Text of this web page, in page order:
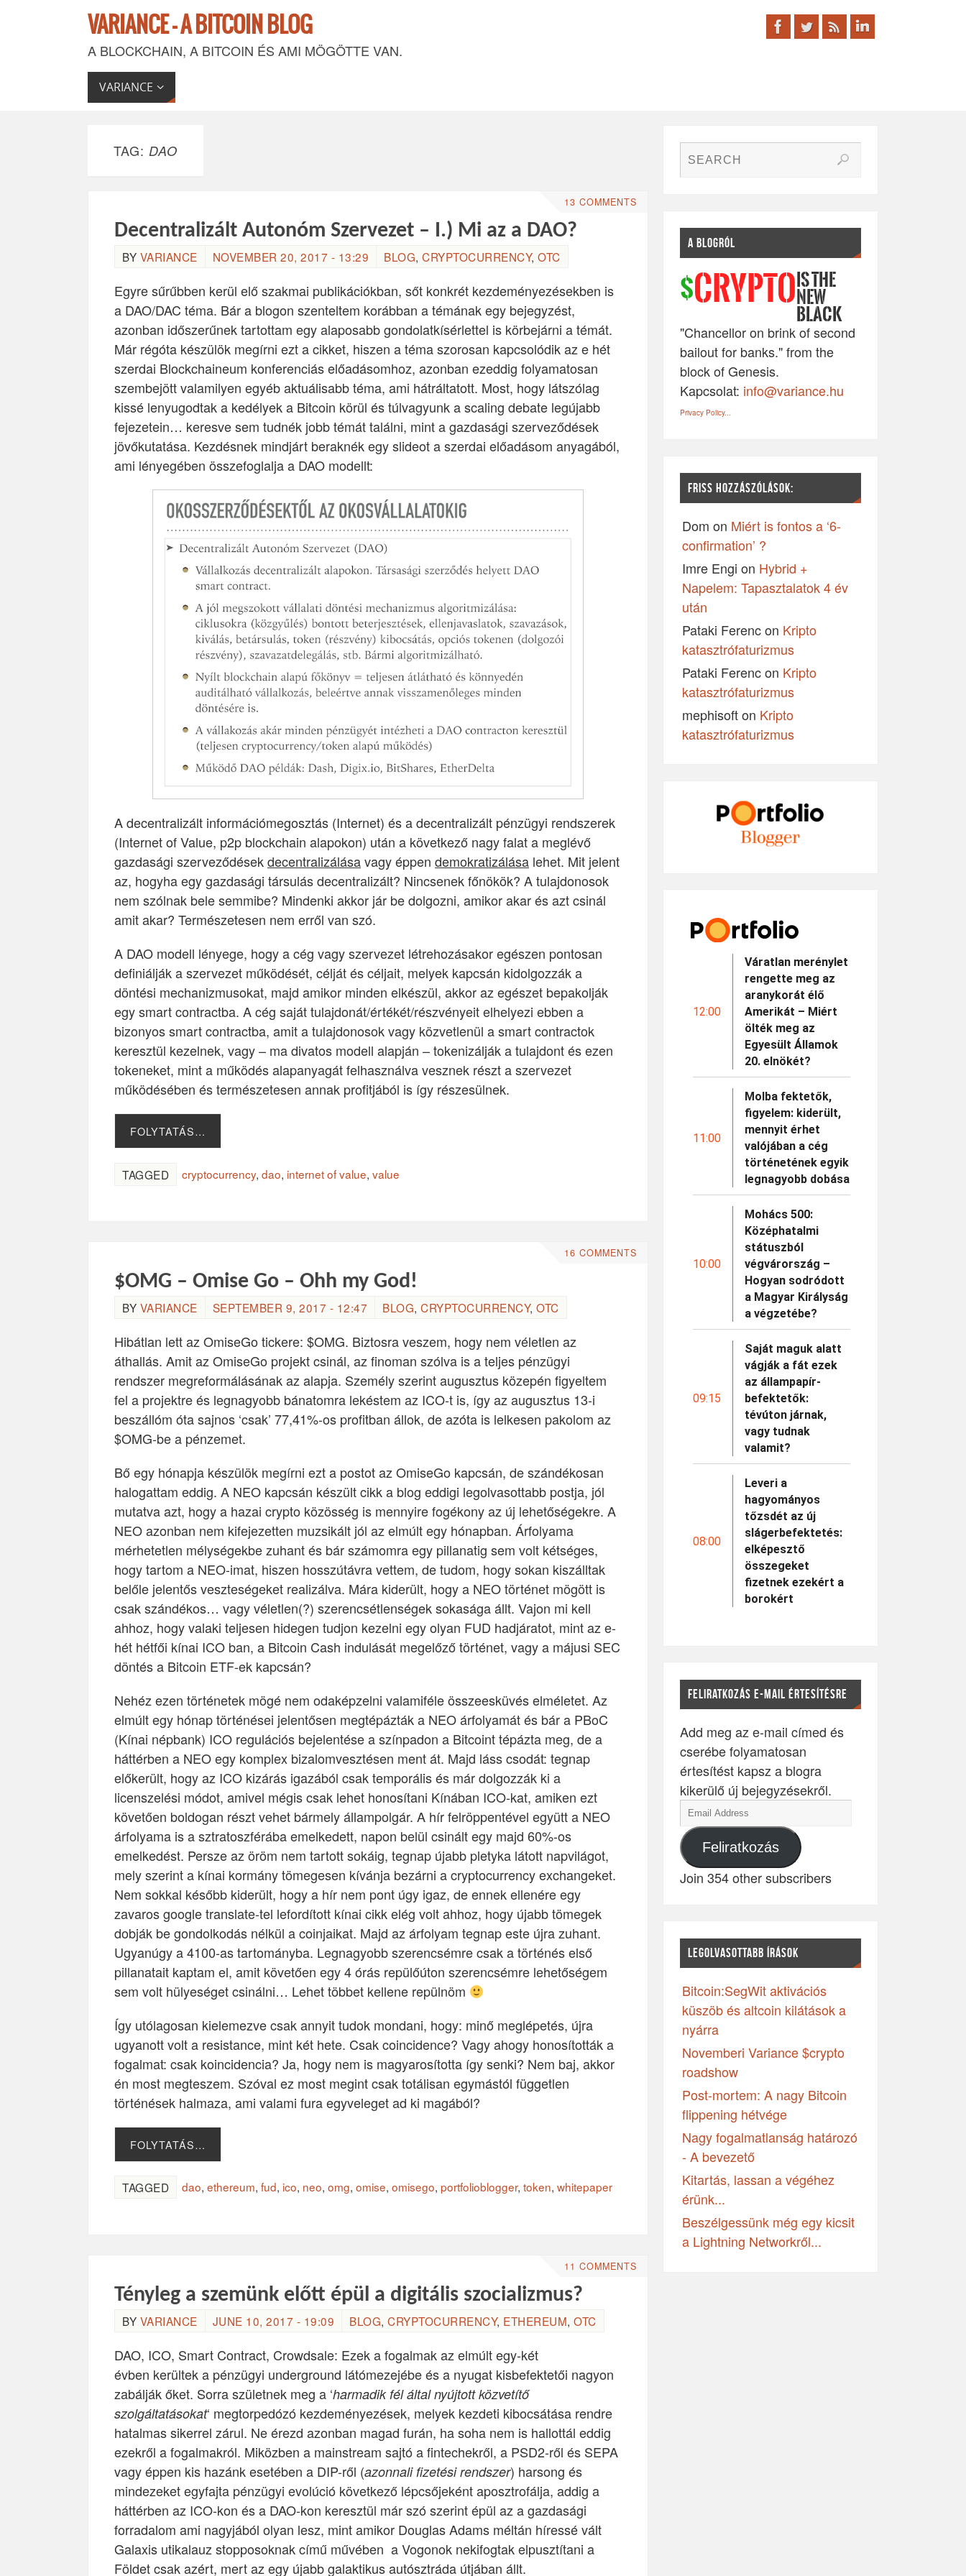
VARIANCE - A BITCOIN BLOG
A BLOCKCHAIN, A BITCOIN ÉS AMI MÖGÖTTE VAN.
VARIANCE
TAG: DAO
13 COMMENTS
Decentralizált Autonóm Szervezet – I.) Mi az a DAO?
BY VARIANCE NOVEMBER 20, 2017 - 13:29 BLOG, CRYPTOCURRENCY, OTC
Egyre sűrűbben kerül elő szakmai publikációkban, sőt konkrét kezdeményezésekben is
a DAO/DAC téma. Bár a blogon szenteltem korábban a témának egy bejegyzést,
azonban időszerűnek tartottam egy alaposabb gondolatkísérlettel is körbejárni a témát.
Már régóta készülök megírni ezt a cikket, hiszen a téma szorosan kapcsolódik az e hét
szerdai Blockchaineum konferenciás előadásomhoz, azonban ezeddig folyamatosan
szembejött valamilyen egyéb aktuálisabb téma, ami hátráltatott. Most, hogy látszólag
kissé lenyugodtak a kedélyek a Bitcoin körül és túlvagyunk a scaling debate legújabb
fejezetein… keresve sem tudnék jobb témát találni, mint a gazdasági szerveződések
jövőkutatása. Kezdésnek mindjárt beraknék egy slideot a szerdai előadásom anyagából,
ami lényegében összefoglalja a DAO modellt:
A decentralizált információmegosztás (Internet) és a decentralizált pénzügyi rendszerek
(Internet of Value, p2p blockchain alapokon) után a következő nagy falat a meglévő
gazdasági szerveződésekdecentralizálásavagy éppen demokratizálása lehet. Mit jelent
az, hogyha egy gazdasági társulás decentralizált? Nincsenek főnökök? A tulajdonosok
nem szólnak bele semmibe? Mindenki akkor jár be dolgozni, amikor akar és azt csinál
amit akar? Természetesen nem erről van szó.
A DAO modell lényege, hogy a cég vagy szervezet létrehozásakor egészen pontosan
definiálják a szervezet működését, célját és céljait, melyek kapcsán kidolgozzák a
döntési mechanizmusokat, majd amikor minden elkészül, akkor az egészet bepakolják
egy smart contractba. A cég saját tulajdonát/értékét/részvényeit elhelyezi ebben a
bizonyos smart contractba, amit a tulajdonosok vagy közvetlenül a smart contractok
keresztül kezelnek, vagy – ma divatos modell alapján – tokenizálják a tulajdont és ezen
tokeneket, mint a működés alapanyagát felhasználva vesznek részt a szervezet
működésében és természetesen annak profitjából is így részesülnek.
FOLYTATÁS…
TAGGED cryptocurrency, dao, internet of value, value
16 COMMENTS
$OMG – Omise Go – Ohh my God!
BY VARIANCE SEPTEMBER 9, 2017 - 12:47 BLOG, CRYPTOCURRENCY, OTC
Hibátlan lett az OmiseGo tickere: $OMG. Biztosra veszem, hogy nem véletlen az
áthallás. Amit az OmiseGo projekt csinál, az finoman szólva is a teljes pénzügyi
rendszer megreformálásának az alapja. Személy szerint augusztus közepén figyeltem
fel a projektre és legnagyobb bánatomra lekéstem az ICO-t is, így az augusztus 13-i
beszállóm óta sajnos ‘csak’ 77,41%-os profitban állok, de azóta is lelkesen pakolom az
$OMG-be a pénzemet.
Bő egy hónapja készülök megírni ezt a postot az OmiseGo kapcsán, de szándékosan
halogattam eddig. A NEO kapcsán készült cikk a blog eddigi legolvasottabb postja, jól
mutatva azt, hogy a hazai crypto közösség is mennyire fogékony az új lehetőségekre. A
NEO azonban nem kifejezetten muzsikált jól az elmúlt egy hónapban. Árfolyama
mérhetetlen mélységekbe zuhant és bár számomra egy pillanatig sem volt kétséges,
hogy tartom a NEO-imat, hiszen hosszútávra vettem, de tudom, hogy sokan kiszálltak
belőle jelentős veszteségeket realizálva. Mára kiderült, hogy a NEO történet mögött is
csak szándékos… vagy véletlen(?) szerencsétlenségek sokasága állt. Vajon mi kell
ahhoz, hogy valaki teljesen hidegen tudjon kezelni egy olyan FUD hadjáratot, mint az e-
hét hétfői kínai ICO ban, a Bitcoin Cash indulását megelőző történet, vagy a májusi SEC
döntés a Bitcoin ETF-ek kapcsán?
Nehéz ezen történetek mögé nem odaképzelni valamiféle összeesküvés elméletet. Az
elmúlt egy hónap történései jelentősen megtépázták a NEO árfolyamát és bár a PBoC
(Kínai népbank) ICO regulációs bejelentése a színpadon a Bitcoint tépázta meg, de a
háttérben a NEO egy komplex bizalomvesztésen ment át. Majd láss csodát: tegnap
előkerült, hogy az ICO kizárás igazából csak temporális és már dolgozzák ki a
licenszelési módot, amivel mégis csak lehet honosítani Kínában ICO-kat, amiken ezt
követően boldogan részt vehet bármely állampolgár. A hír felröppentével együtt a NEO
árfolyama is a sztratoszférába emelkedett, napon belül csinált egy majd 60%-os
emelkedést. Persze az öröm nem tartott sokáig, tegnap újabb pletyka látott napvilágot,
mely szerint a kínai kormány tömegesen kívánja bezárni a cryptocurrency exchangeket.
Nem sokkal később kiderült, hogy a hír nem pont úgy igaz, de ennek ellenére egy
zavaros google translate-tel lefordított kínai cikk elég volt ahhoz, hogy újabb tömegek
dobják be gondolkodás nélkül a coinjaikat. Majd az árfolyam tegnap este újra zuhant.
Ugyanúgy a 4100-as tartományba. Legnagyobb szerencsémre csak a történés első
pillanatait kaptam el, amit követően egy 4 órás repülőúton szerencsémre lehetőségem
sem volt hülyeséget csinálni… Lehet többet kellene repülnöm
Így utólagosan kielemezve csak annyit tudok mondani, hogy: minő meglépetés, újra
ugyanott volt a resistance, mint két hete. Csak coincidence? Vagy ahogy honosították a
fogalmat: csak koincidencia? Ja, hogy nem is magyarosította így senki? Nem baj, akkor
én most megteszem. Szóval ez most megint csak totálisan egymástól független
történések halmaza, ami valami fura egyveleget ad ki magából?
FOLYTATÁS…
TAGGED dao, ethereum, fud, ico, neo, omg, omise, omisego, portfolioblogger, token, whitepaper
11 COMMENTS
Tényleg a szemünk előtt épül a digitális szocializmus?
BY VARIANCE JUNE 10, 2017 - 19:09 BLOG, CRYPTOCURRENCY, ETHEREUM, OTC
DAO, ICO, Smart Contract, Crowdsale: Ezek a fogalmak az elmúlt egy-két
évben kerültek a pénzügyi underground látómezejébe és a nyugat kisbefektetői nagyon
zabálják őket. Sorra születnek meg a ‘harmadik fél által nyújtott közvetítő
szolgáltatásokat‘ megtorpedózó kezdeményezések, melyek kezdeti kibocsátása rendre
hatalmas sikerrel zárul. Ne érezd azonban magad furán, ha soha nem is hallottál eddig
ezekről a fogalmakról. Miközben a mainstream sajtó a fintechekről, a PSD2-ről és SEPA
vagy éppen kis hazánk esetében a DIP-ről (azonnali fizetési rendszer) harsong és
mindezeket egyfajta pénzügyi evolúció következő lépcsőjeként aposztrofálja, addig a
háttérben az ICO-kon és a DAO-kon keresztül már szó szerint épül az a gazdasági
forradalom ami nagyjából olyan lesz, mint amikor Douglas Adams méltán híressé vált
Galaxis utikalauz stopposoknak című művében a Vogonok nekifogtak elpusztítani a
Földet csak azért, mert az egy újabb galaktikus autósztráda útjában állt.
A BLOGRÓL
$CRYPTO IS THE
NEW
BLACK
"Chancellor on brink of second
bailout for banks." from the
block of Genesis.
Kapcsolat: info@variance.hu
Privacy Policy...
FRISS HOZZÁSZÓLÁSOK:
Dom on Miért is fontos a ‘6-
confirmation’ ?
Imre Engi on Hybrid +
Napelem: Tapasztalatok 4 év
után
Pataki Ferencon Kripto
katasztrófaturizmus
Pataki Ferencon Kripto
katasztrófaturizmus
mephisofton Kripto
katasztrófaturizmus
12:00
Váratlan merénylet
rengette meg az
aranykorát élő
Amerikát – Miért
ölték meg az
Egyesült Államok
20. elnökét?
11:00
Molba fektetők,
figyelem: kiderült,
mennyit érhet
valójában a cég
történetének egyik
legnagyobb dobása
10:00
Mohács 500:
Középhatalmi
státuszból
végvárország –
Hogyan sodródott
a Magyar Királyság
a végzetébe?
09:15
Saját maguk alatt
vágják a fát ezek
az állampapír-
befektetők:
tévúton járnak,
vagy tudnak
valamit?
08:00
Leveri a
hagyományos
tőzsdét az új
slágerbefektetés:
elképesztő
összegeket
fizetnek ezekért a
borokért
FELIRATKOZÁS E-MAIL ÉRTESÍTÉSRE
Add meg az e-mail címed és
cserébe folyamatosan
értesítést kapsz a blogra
kikerülő új bejegyzésekről.
Feliratkozás
Join 354 other subscribers
LEGOLVASOTTABB ÍRÁSOK
Bitcoin:SegWit aktivációs
küszöb és altcoin kilátások a
nyárra
Novemberi Variance $crypto
roadshow
Post-mortem: A nagy Bitcoin
flippening hétvége
Nagy fogalmatlanság határozó
- A bevezető
Kitartás, lassan a végéhez
érünk...
Beszélgessünk még egy kicsit
a Lightning Networkről...